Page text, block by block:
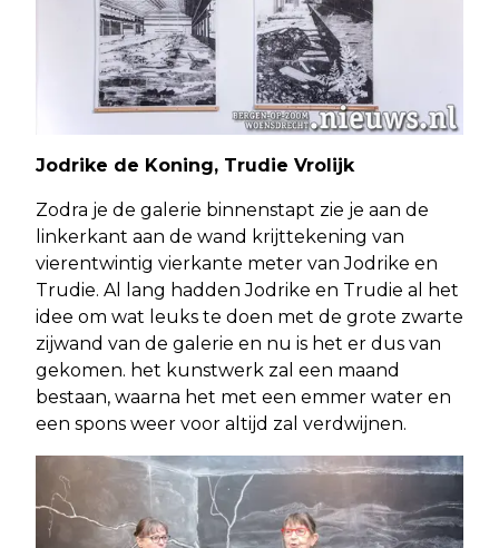
Jodrike de Koning, Trudie Vrolijk
Zodra je de galerie binnenstapt zie je aan de
linkerkant aan de wand krijttekening van
vierentwintig vierkante meter van Jodrike en
Trudie. Al lang hadden Jodrike en Trudie al het
idee om wat leuks te doen met de grote zwarte
zijwand van de galerie en nu is het er dus van
gekomen. het kunstwerk zal een maand
bestaan, waarna het met een emmer water en
een spons weer voor altijd zal verdwijnen.